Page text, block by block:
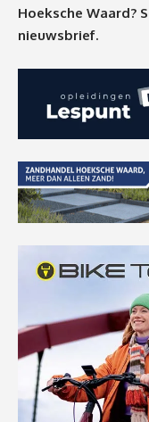
Hoeksche Waard?
nieuwsbrief.